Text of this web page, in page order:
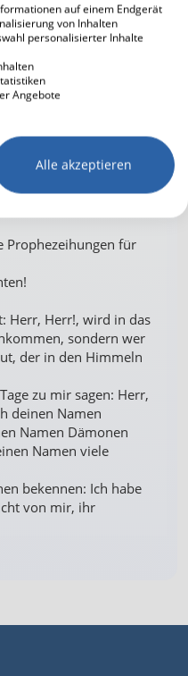
uns vor falschen
vollbringen gute Taten,
durch die Vorgabe
Prophezeihungen für
Herr, Herr!, wird in das
sondern wer
der in den Himmeln
zu mir sagen: Herr,
deinen Namen
Namen Dämonen
Namen viele
bekennen: Ich habe
von mir, ihr
auf einem Endgerät
von Inhalten
personalisierter Inhalte
Angebote
Alle akzeptieren